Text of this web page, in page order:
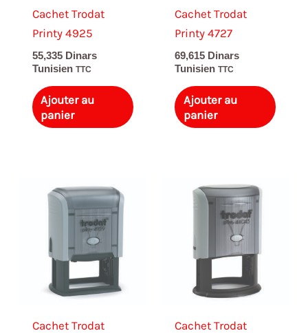
Cachet Trodat
Printy 4925
55,335 Dinars
Tunisien TTC
Ajouter au
panier
Cachet Trodat
Printy 4727
69,615 Dinars
Tunisien TTC
Ajouter au
panier
Cachet Trodat
Cachet Trodat